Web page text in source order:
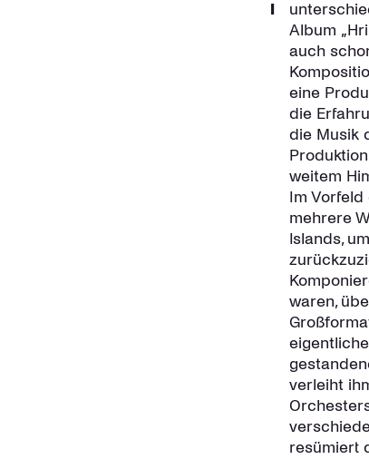
l
Album
auch
eine
die
die Musik
weitem
Im
mehrere
Islands,
waren,
verleiht
resümiert